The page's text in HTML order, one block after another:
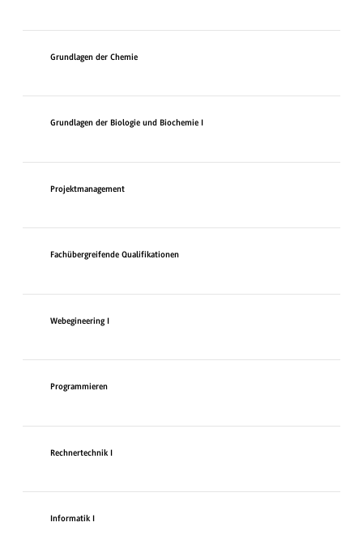
Grundlagen der Chemie
Grundlagen der Biologie und Biochemie I
Projektmanagement
Fachübergreifende Qualifikationen
Webegineering I
Programmieren
Rechnertechnik I
Informatik I